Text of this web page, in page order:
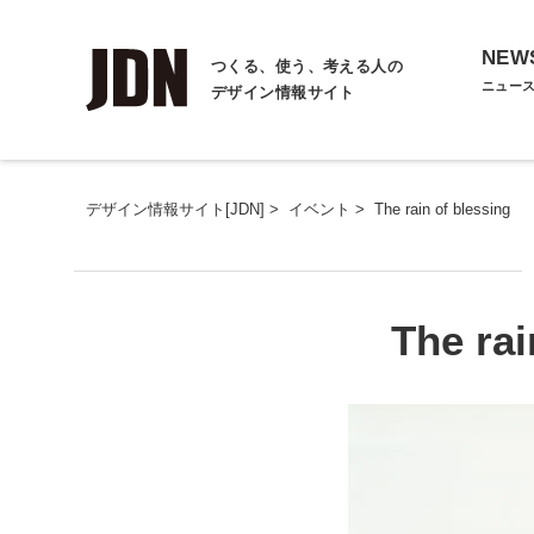
つくる、使う、考える人の
デザイン情報サイト
ニュー
デザイン情報サイト[JDN] > イベント > The rain of blessing
The